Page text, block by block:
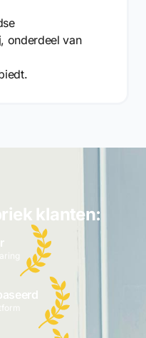
onderdeel van
klanten: